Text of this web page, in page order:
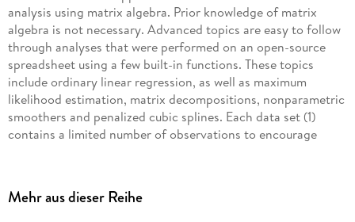
analysis using matrix algebra. Prior knowledge of matrix
algebra is not necessary. Advanced topics are easy to follow
through analyses that were performed on an open-source
spreadsheet using a few built-in functions. These topics
include ordinary linear regression, as well as maximum
likelihood estimation, matrix decompositions, nonparametric
smoothers and penalized cubic splines. Each data set (1)
contains a limited number of observations to encourage
numbers were generated and how they can be used to make
Mehr aus dieser Reihe